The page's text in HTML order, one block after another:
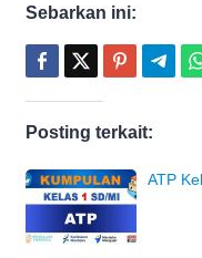
Sebarkan ini:
Posting terkait:
ATP